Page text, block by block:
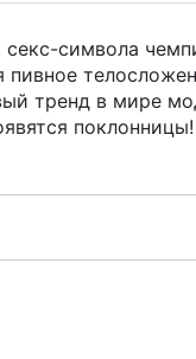
символа
тренд в мире
поклонницы!